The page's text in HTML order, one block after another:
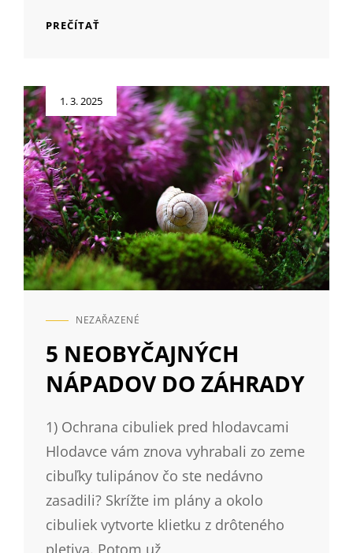
PREČÍTAŤ
DNEŠNÚ
DOBU.
KROK
PO
KROKU
Posted
on
1. 3. 2025
CAT
NEZAŘAZENÉ
5 NEOBYČAJNÝCH
NÁPADOV DO ZÁHRADY
1) Ochrana cibuliek pred hlodavcami
Hlodavce vám znova vyhrabali zo zeme
cibuľky tulipánov čo ste nedávno
zasadili? Skrížte im plány a okolo
cibuliek vytvorte klietku z drôteného